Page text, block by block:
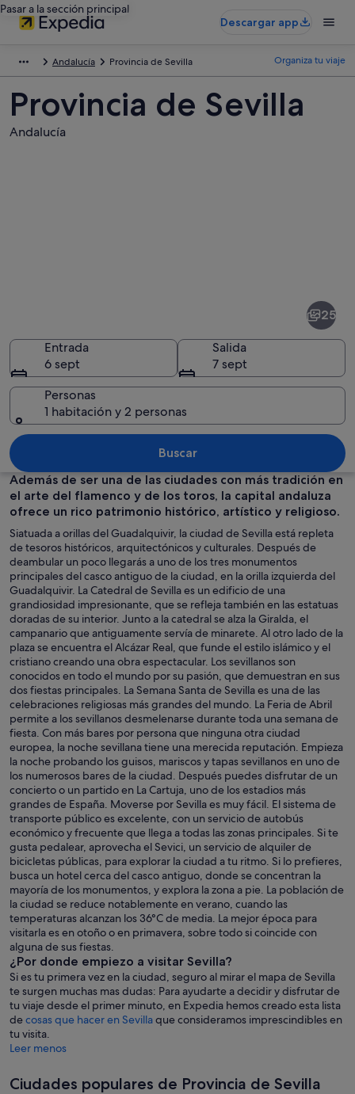
Pasar a la sección principal
Descargar app
Andalucía Provincia de Sevilla Organiza tu viaje
Provincia de Sevilla
Andalucía
Sevilla
Un edificio histórico con columnas
25
Entrada
6 sept
Salida
7 sept
Personas
1 habitación y 2 personas
Buscar
Además de ser una de las ciudades con más tradición en
el arte del flamenco y de los toros, la capital andaluza
ofrece un rico patrimonio histórico, artístico y religioso.
Siatuada a orillas del Guadalquivir, la ciudad de Sevilla está repleta
de tesoros históricos, arquitectónicos y culturales. Después de
deambular un poco llegarás a uno de los tres monumentos
principales del casco antiguo de la ciudad, en la orilla izquierda del
Guadalquivir. La Catedral de Sevilla es un edificio de una
grandiosidad impresionante, que se refleja también en las estatuas
doradas de su interior. Junto a la catedral se alza la Giralda, el
campanario que antiguamente servía de minarete. Al otro lado de la
plaza se encuentra el Alcázar Real, que funde el estilo islámico y el
cristiano creando una obra espectacular. Los sevillanos son
conocidos en todo el mundo por su pasión, que demuestran en sus
dos fiestas principales. La Semana Santa de Sevilla es una de las
celebraciones religiosas más grandes del mundo. La Feria de Abril
permite a los sevillanos desmelenarse durante toda una semana de
fiesta. Con más bares por persona que ninguna otra ciudad
europea, la noche sevillana tiene una merecida reputación. Empieza
la noche probando los guisos, mariscos y tapas sevillanos en uno de
los numerosos bares de la ciudad. Después puedes disfrutar de un
concierto o un partido en La Cartuja, uno de los estadios más
grandes de España. Moverse por Sevilla es muy fácil. El sistema de
transporte público es excelente, con un servicio de autobús
económico y frecuente que llega a todas las zonas principales. Si te
gusta pedalear, aprovecha el Sevici, un servicio de alquiler de
bicicletas públicas, para explorar la ciudad a tu ritmo. Si lo prefieres,
busca un hotel cerca del casco antiguo, donde se concentran la
mayoría de los monumentos, y explora la zona a pie. La población de
la ciudad se reduce notablemente en verano, cuando las
temperaturas alcanzan los 36°C de media. La mejor época para
visitarla es en otoño o en primavera, sobre todo si coincide con
alguna de sus fiestas.
¿Por donde empiezo a visitar Sevilla?
Si es tu primera vez en la ciudad, seguro al mirar el mapa de Sevilla
te surgen muchas mas dudas: Para ayudarte a decidir y disfrutar de
tu viaje desde el primer minuto, en Expedia hemos creado esta lista
decosas que hacer en Sevillaque consideramos imprescindibles en
tu visita.
Leer menos
Ciudades populares de Provincia de Sevilla